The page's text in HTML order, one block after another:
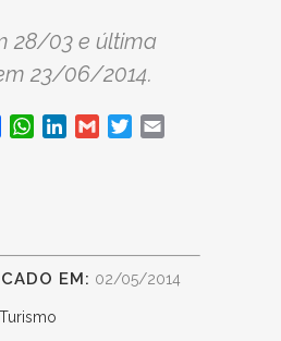
28/03 e última
23/06/2014.
Facebook
WhatsApp
LinkedInGmailTwitter
EM: 02/05/2014
Turismo